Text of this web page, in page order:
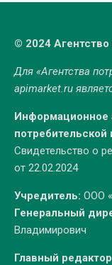
© 2024
Для «Агентства
apimarket.ru
Информационное
Свидетельство о
от 22.02.2024
Учредитель: ООО
Генеральный
Владимирович
Главный